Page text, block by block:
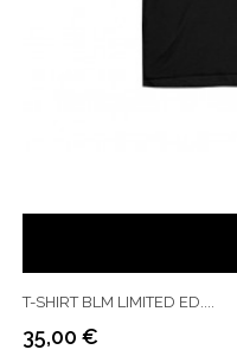
T-SHIRT BLM LIMITED ED....
Prix
35,00 €